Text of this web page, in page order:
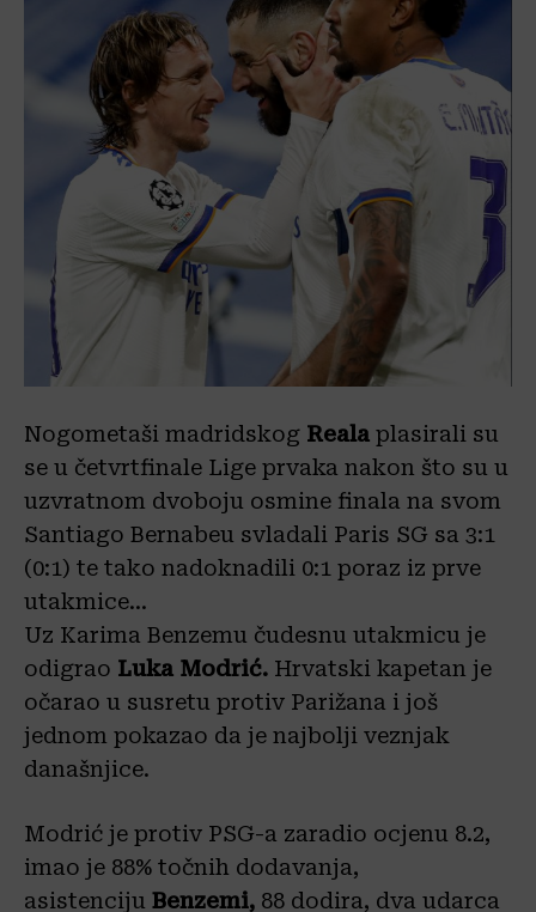
Nogometaši madridskog Reala plasirali su
se u četvrtfinale Lige prvaka nakon što su u
uzvratnom dvoboju osmine finala na svom
Santiago Bernabeu svladali Paris SG sa 3:1
(0:1) te tako nadoknadili 0:1 poraz iz prve
utakmice…
Uz Karima Benzemu čudesnu utakmicu je
odigrao Luka Modrić. Hrvatski kapetan je
očarao u susretu protiv Parižana i još
jednom pokazao da je najbolji veznjak
današnjice.
Modrić je protiv PSG-a zaradio ocjenu 8.2,
imao je 88% točnih dodavanja,
asistenciju Benzemi, 88 dodira, dva udarca